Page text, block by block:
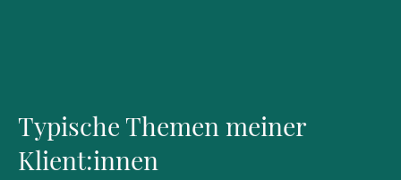
Typische Themen meiner
Klient:innen